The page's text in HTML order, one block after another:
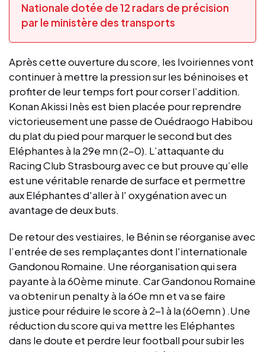
Nationale dotée de 12 radars de précision
par le ministère des transports
Après cette ouverture du score, les Ivoiriennes vont
continuer à mettre la pression sur les béninoises et
profiter de leur temps fort pour corser l’addition.
Konan Akissi Inès est bien placée pour reprendre
victorieusement une passe de Ouédraogo Habibou
du plat du pied pour marquer le second but des
Eléphantes à la 29e mn (2-0). L’attaquante du
Racing Club Strasbourg avec ce but prouve qu’elle
est une véritable renarde de surface et permettre
aux Eléphantes d'aller à l' oxygénation avec un
avantage de deux buts.
De retour des vestiaires, le Bénin se réorganise avec
l’entrée de ses remplaçantes dont l'internationale
Gandonou Romaine. Une réorganisation qui sera
payante à la 60ème minute. Car Gandonou Romaine
va obtenir un penalty à la 60e mn et va se faire
justice pour réduire le score à 2-1 à la (60emn ) .Une
réduction du score qui va mettre les Eléphantes
dans le doute et perdre leur football pour subir les